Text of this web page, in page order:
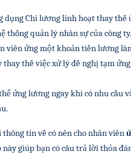
dụng Chi lương linh hoạt thay
thống quản lý nhân sự của công ty.
viên ứng một khoản tiền lương
thay thế việc xử lý đề nghị tạm
ứng lương ngay khi có nhu cầu
tin về có nên cho nhân viên
này giúp bạn có câu trả lời thỏa